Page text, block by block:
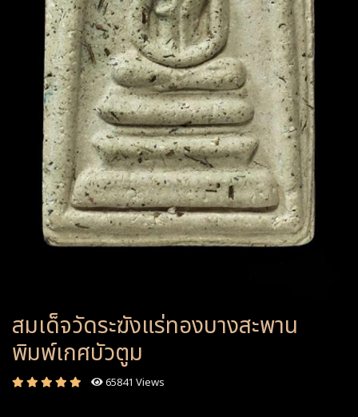
สมเด็จวัดระฆังแร่ทองบางสะพาน
พิมพ์เกศบัวตูม
65841 Views